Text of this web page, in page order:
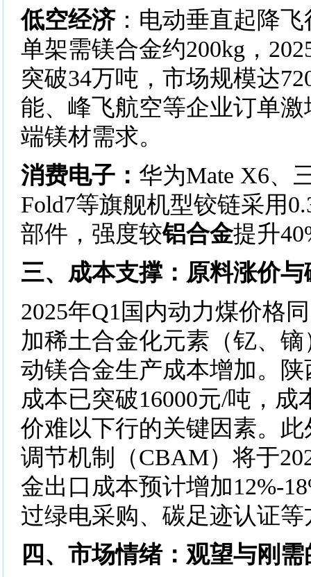
低空经济：电动垂直起降
单架需镁合金约200kg，
突破34万吨，市场规模达
能、峰飞航空等企业订单
端镁材需求。
消费电子： 华为Mate X6、
Fold7等旗舰机型铰链采用
部件，强度较铝合金提升
三、成本支撑：原料涨价
2025年Q1国内动力煤价格
加稀土合金化元素（钇、
动镁合金生产成本增加。
成本已突破16000元/吨，成
价难以下行的关键因素。
调节机制（CBAM）将于
金出口成本预计增加12%-
过绿电采购、碳足迹认证
四、市场情绪：观望与刚